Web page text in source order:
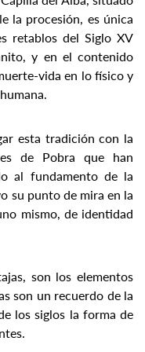
la procesión, es única
retablos del Siglo XV
y en el contenido
vida en lo físico y
esta tradición con la
de Pobra que han
al fundamento de la
su punto de mira en la
mismo, de identidad
son los elementos
son un recuerdo de la
los siglos la forma de